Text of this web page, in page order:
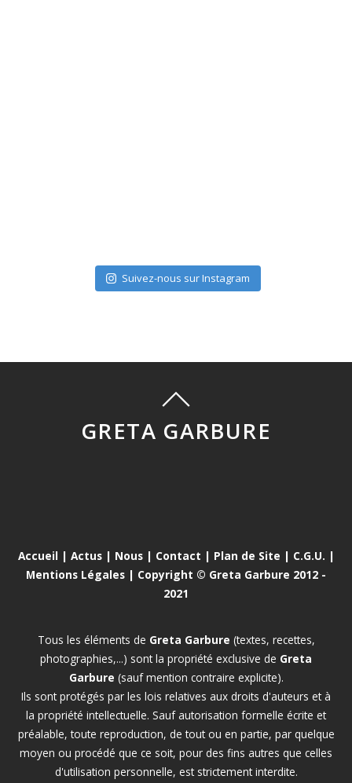
Suivez-nous sur Instagram
GRETA GARBURE
Accueil | Actus| Nous| Contact | Plan de Site | C.G.U. |
Mentions Légales | Copyright © Greta Garbure 2012 -
2021
Tous les éléments de Greta Garbure (textes, recettes,
photographies,...) sont la propriété exclusive de Greta
Garbure (sauf mention contraire explicite).
Ils sont protégés par les lois relatives aux droits d'auteurs et à
la propriété intellectuelle. Sauf autorisation formelle écrite et
préalable, toute reproduction, de tout ou en partie, par quelque
moyen ou procédé que ce soit, pour des fins autres que celles
d'utilisation personnelle, est strictement interdite.